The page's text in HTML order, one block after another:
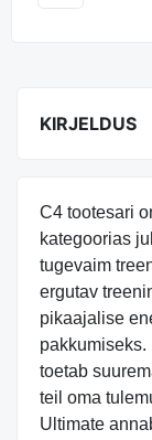
KIRJELDUS
C4 tootesari
kategoorias
tugevaim
ergutav
pikaajalise
toetab
teil oma
Ultimate